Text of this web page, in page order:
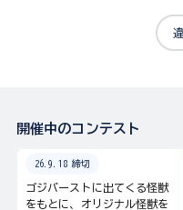
開催中のコンテスト
26.9.18 締切
ゴジバーストに出てくる怪獣
をもとに、オリジナル怪獣を